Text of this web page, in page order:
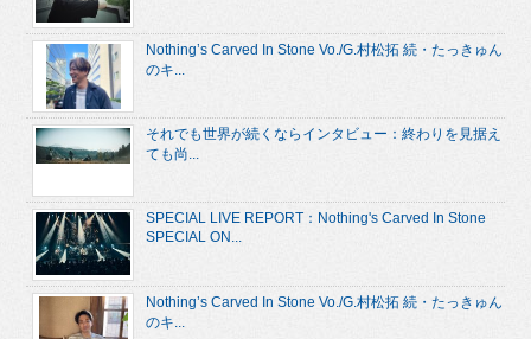
Nothing’s Carved In Stone Vo./G.村松拓 続・たっきゅん
のキ...
それでも世界が続くならインタビュー：終わりを見据え
ても尚...
SPECIAL LIVE REPORT：Nothing's Carved In Stone
SPECIAL ON...
Nothing’s Carved In Stone Vo./G.村松拓 続・たっきゅん
のキ...